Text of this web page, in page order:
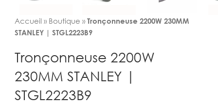
Accueil » Boutique » Tronçonneuse 2200W 230MM
STANLEY | STGL2223B9
Tronçonneuse 2200W
230MM STANLEY |
STGL2223B9